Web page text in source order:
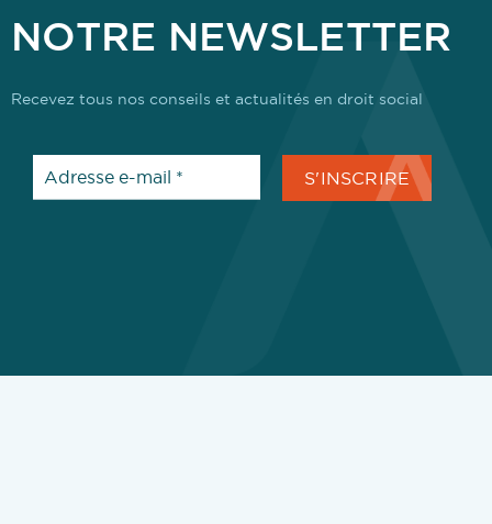
NOTRE NEWSLETTER
Recevez tous nos conseils et actualités en droit social